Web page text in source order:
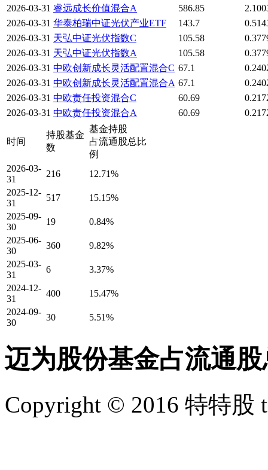
2026-03-31 睿远成长价值混合A 586.85
2026-03-31 华泰柏瑞中证光伏产业ETF 143.7
2026-03-31 天弘中证光伏指数C 105.58
2026-03-31 天弘中证光伏指数A 105.58
2026-03-31 中欧创新成长灵活配置混合C 67.1
2026-03-31 中欧创新成长灵活配置混合A 67.1
2026-03-31 中欧责任投资混合C 60.69
2026-03-31 中欧责任投资混合A 60.69
时间
持股基金
数
基金持股
占流通股总比
例
2026-03-
31
216
12.71%
2025-12-
31
517
15.15%
2025-09-
30
19
0.84%
2025-06-
30
360
9.82%
2025-03-
31
6
3.37%
2024-12-
31
400
15.47%
2024-09-
30
30 5.51%
迈为股份基金占流通
Copyright © 2016 特特股